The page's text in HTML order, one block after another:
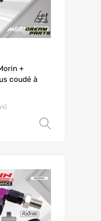
+
coudé à